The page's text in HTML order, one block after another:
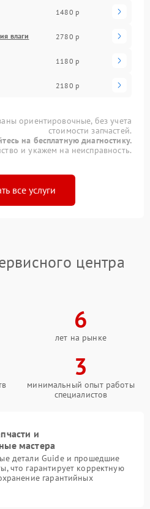
1480 р
влаги 2780 р
1180 р
2180 р
ориентировочные, без учета
стоимости запчастей.
на бесплатную диагностику.
и укажем на неисправность.
все услуги
центра
6
лет на рынке
3
минимальный опыт работы
специалистов
и
мастера
детали Guide и прошедшие
что гарантирует корректную
гарантийных